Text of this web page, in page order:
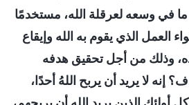
في وسعه لعرقلة الله، مستخدمًا
العمل الذي يقوم به الله وإيقاع
وذلك من أجل تحقيق هدفه
إنه لا يريد أن يربح اللهُ أحدًا،